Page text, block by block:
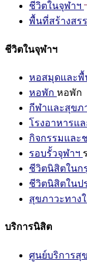
ชีวิตในจุฬาฯ
พื้นที่สร้างสร
ชีวิตในจุฬาฯ
หอสมุดและพื้
หอพัก หอพัก
กีฬาและสุขภ
โรงอาหารแล
กิจกรรมและ
รอบรั้วจุฬาฯ
ชีวิตนิสิตในก
ชีวิตนิสิตในป
สุขภาวะทาง
บริการนิสิต
ศูนย์บริการสุ